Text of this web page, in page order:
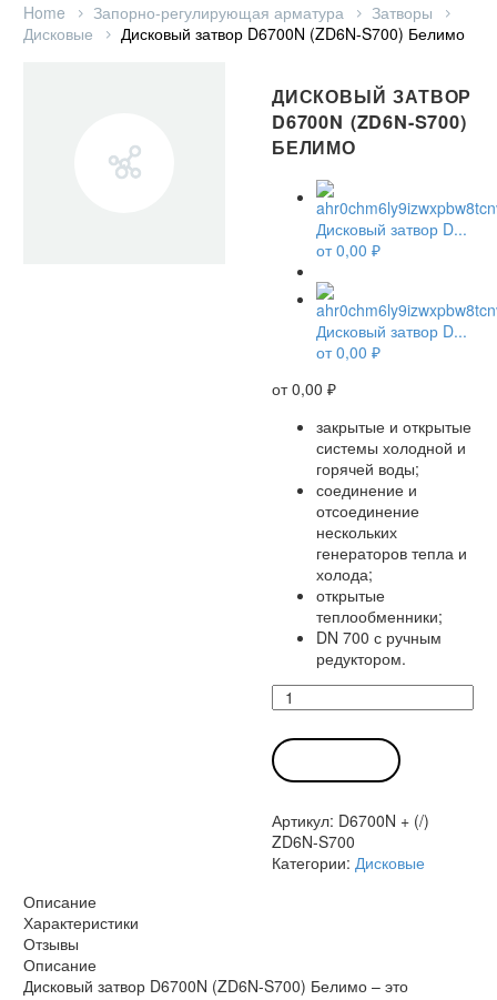
Home Запорно-регулирующая арматура
Затворы
Дисковые
Дисковый затвор D6700N (ZD6N-S700) Белимо
ДИСКОВЫЙ ЗАТВОР
D6700N (ZD6N-S700)
БЕЛИМО
Дисковый затвор D...
от0,00 ₽
Дисковый затвор D...
от0,00 ₽
от0,00 ₽
закрытые и открытые
системы холодной и
горячей воды;
соединение и
отсоединение
нескольких
генераторов тепла и
холода;
открытые
теплообменники;
DN 700 с ручным
редуктором.
Количество
товара
Дисковый
затвор
D6700N
S700)
Белимо
Артикул: D6700N + (/)
ZD6N-S700
Категории: Дисковые
Описание
Характеристики
Отзывы
Описание
Дисковый затвор D6700N (ZD6N-S700) Белимо – это